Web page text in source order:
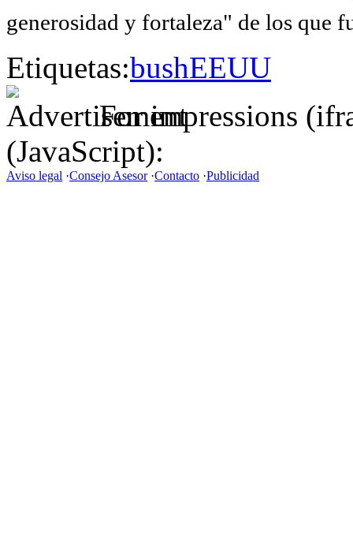
generosidad y fortaleza" de los que
Etiquetas:bushEEUU
For impressions
(JavaScript):
Aviso legal ·Consejo Asesor·Contacto ·Publicidad